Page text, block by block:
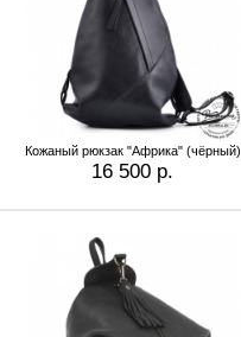
Кожаный рюкзак "Африка" (чёрный)
16 500 р.